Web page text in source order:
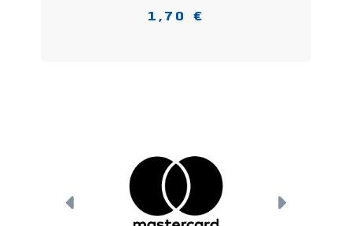
1,70 €
Anterior